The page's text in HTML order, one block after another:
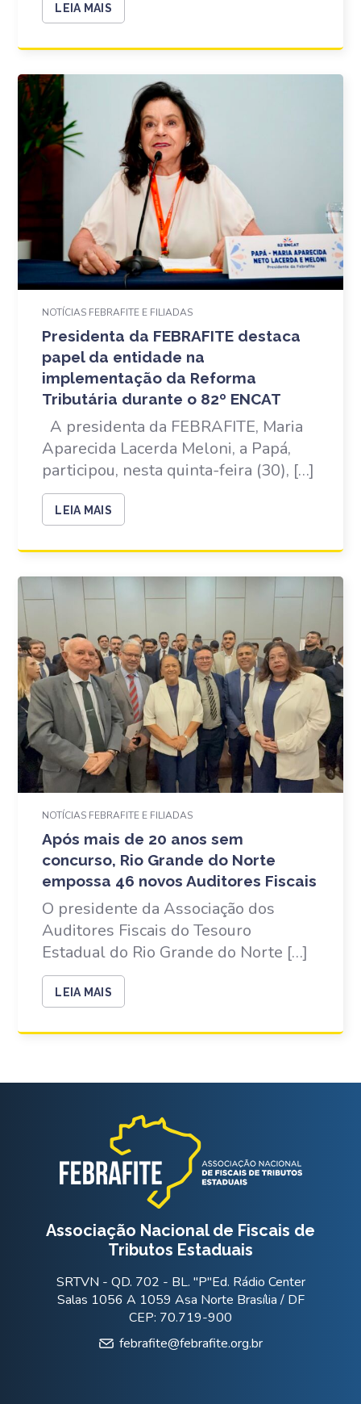
LEIA MAIS
NOTÍCIAS FEBRAFITE E FILIADAS
Presidenta da FEBRAFITE destaca
papel da entidade na
implementação da Reforma
Tributária durante o 82º ENCAT
A presidenta da FEBRAFITE, Maria
Aparecida Lacerda Meloni, a Papá,
participou, nesta quinta-feira (30), […]
LEIA MAIS
NOTÍCIAS FEBRAFITE E FILIADAS
Após mais de 20 anos sem
concurso, Rio Grande do Norte
empossa 46 novos Auditores Fiscais
O presidente da Associação dos
Auditores Fiscais do Tesouro
Estadual do Rio Grande do Norte […]
LEIA MAIS
Associação Nacional de Fiscais de
Tributos Estaduais
SRTVN - QD. 702 - BL. "P"Ed. Rádio Center
Salas 1056 A 1059 Asa Norte Brasília / DF
CEP: 70.719-900
febrafite@febrafite.org.br